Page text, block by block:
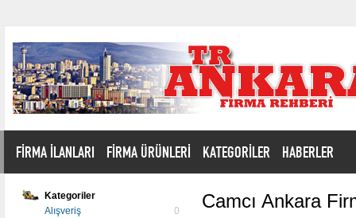
FİRMA İLANLARI FİRMA ÜRÜNLERİ KATEGORİLER HABERLER
Kategoriler
Alışveriş
0
Camcı Ankara